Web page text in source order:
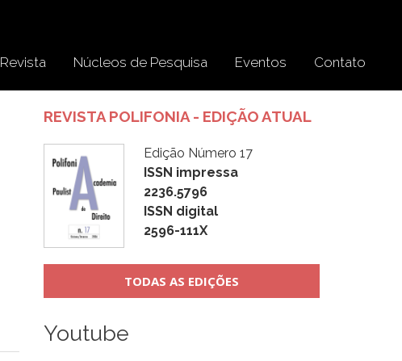
Revista Núcleos de Pesquisa Eventos Contato
REVISTA POLIFONIA - EDIÇÃO ATUAL
Edição Número 17
ISSN impressa
2236.5796
ISSN digital
2596-111X
TODAS AS EDIÇÕES
Youtube